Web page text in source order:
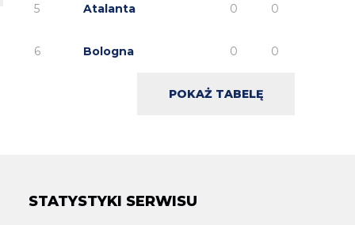
smerf1600 06.08.2026 15:45
PSG czy inne Bajery nie mamy finansowego
5 Atalanta 0 0
6 Bologna 0 0
POKAŻ TABELĘ
STATYSTYKI SERWISU